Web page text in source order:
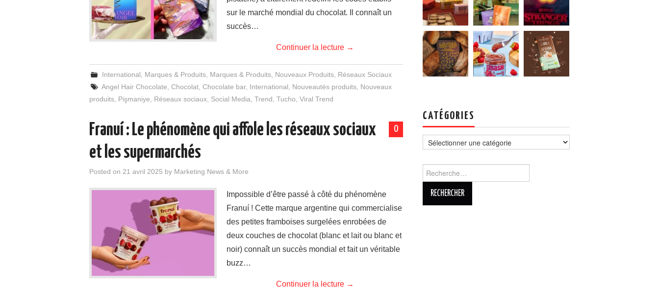
sur le marché mondial du chocolat. Il connaît un
succès…
Continuer la lecture →
International Marques & Produits Marques & Produits Nouveaux Produits Réseaux Sociaux
Angel Hair Chocolate ,Chocolat ,Chocolate bar, International Nouveautés produits Nouveaux
produits Pişmaniye Réseaux sociaux Social Media Trend Tucho Viral Trend
0
Franuí : Le phénomène qui affole les réseaux sociaux
et les supermarchés
Posted on 21 avril 2025 by Marketing News & More
Impossible d’être passé à côté du phénomène
Franuí ! Cette marque argentine qui commercialise
des petites framboises surgelées enrobées de
deux couches de chocolat (blanc et lait ou blanc et
noir) connaît un succès mondial et fait un véritable
buzz…
Continuer la lecture →
CATÉGORIES